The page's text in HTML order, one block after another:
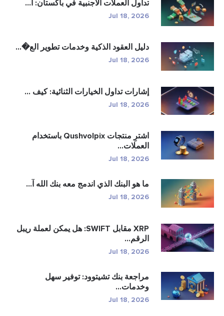
تداول العملات الأجنبية في باكستان: ا...
Jul 18, 2026
دليل العقود الذكية وخدمات تطوير الع�...
Jul 18, 2026
إشارات تداول الخيارات الثنائية: كيف ...
Jul 18, 2026
اشترِ منتجات Qushvolpix باستخدام
العملات...
Jul 18, 2026
ما هو البنك الذي اندمج معه بنك الله آ...
Jul 18, 2026
XRP مقابل SWIFT: هل يمكن لعملة ريبل
الرقم...
Jul 18, 2026
مراجعة بنك تشيتوود: توفير سهل
وخدمات...
Jul 18, 2026